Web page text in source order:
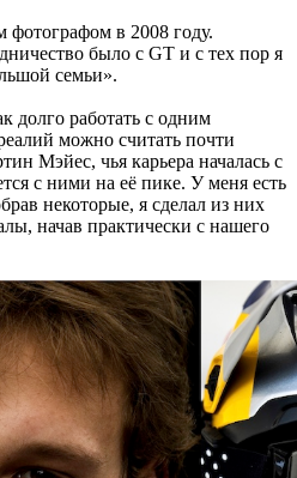
фотографом в 2008 году.
было с GT и с тех пор я
семьи».
долго работать с одним
можно считать почти
Мэйес, чья карьера началась с
с ними на её пике. У меня есть
некоторые, я сделал из них
начав практически с нашего